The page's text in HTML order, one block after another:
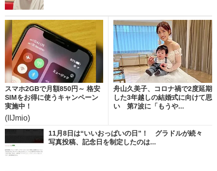
スマホ2GBで月額850円～ 格安
SIMをお得に使うキャンペーン
実施中！
(IIJmio)
舟山久美子、コロナ禍で2度延期
した3年越しの結婚式に向けて思
い 第7波に「もうや...
11月8日は“いいおっぱいの日”！ グラドルが続々
写真投稿、記念日を制定したのは...